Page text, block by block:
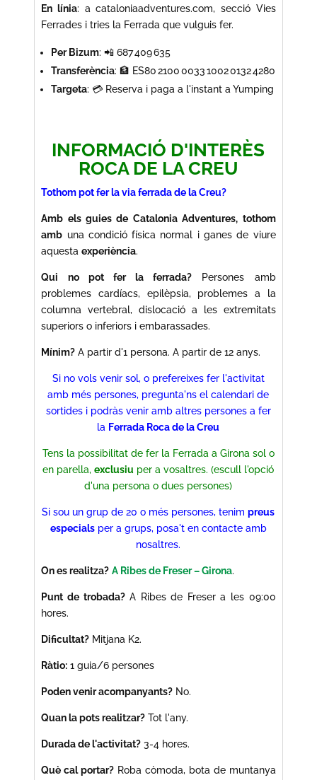
En línia: a cataloniaadventures.com, secció Vies
Ferrades i tries la Ferrada que vulguis fer.
Per Bizum: 📲 687 409 635
Transferència: 🏦 ES80 2100 0033 1002 0132 4280
Targeta: 💳 Reserva i paga a l'instant a Yumping
INFORMACIÓ D'INTERÈS
ROCA DE LA CREU
Tothom pot fer la via ferrada de la Creu?
Amb els guies de Catalonia Adventures, tothom
amb una condició física normal i ganes de viure
aquestaexperiència.
Qui no pot fer la ferrada? Persones amb
problemes cardíacs, epilèpsia, problemes a la
columna vertebral, dislocació a les extremitats
superiors o inferiors i embarassades.
Mínim? A partir d'1 persona. A partir de 12 anys.
Si no vols venir sol, o prefereixes fer l'activitat
amb més persones, pregunta'ns el calendari de
sortides i podràs venir amb altres persones a fer
la Ferrada Roca de la Creu
Tens la possibilitat de fer la Ferrada a Girona sol o
en parella,exclusiu per a vosaltres. (escull l'opció
d'una persona o dues persones)
Si sou un grup de 20 o més persones, tenimpreus
especialsper a grups, posa't en contacte amb
nosaltres.
On es realitza? A Ribes de Freser – Girona.
Punt de trobada?A Ribes de Freser a les 09:00
hores.
Dificultat? Mitjana K2.
Ràtio: 1 guia/6 persones
Poden venir acompanyants? No.
Quan la pots realitzar? Tot l'any.
Durada de l'activitat? 3-4 hores.
Què cal portar? Roba còmoda, bota de muntanya